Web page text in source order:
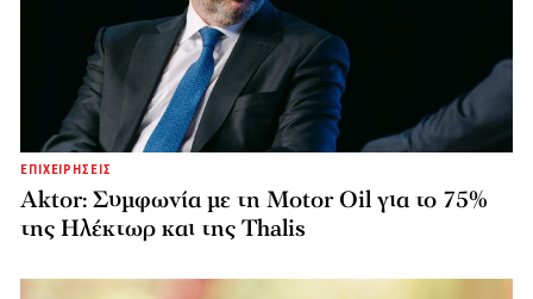
ΕΠΙΧΕΙΡΗΣΕΙΣ
Aktor: Συμφωνία με τη Motor Oil για το 75%
της Ηλέκτωρ και της Thalis